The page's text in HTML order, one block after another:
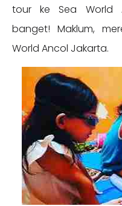
tour ke Sea World
banget! Maklum,
World Ancol Jakarta.